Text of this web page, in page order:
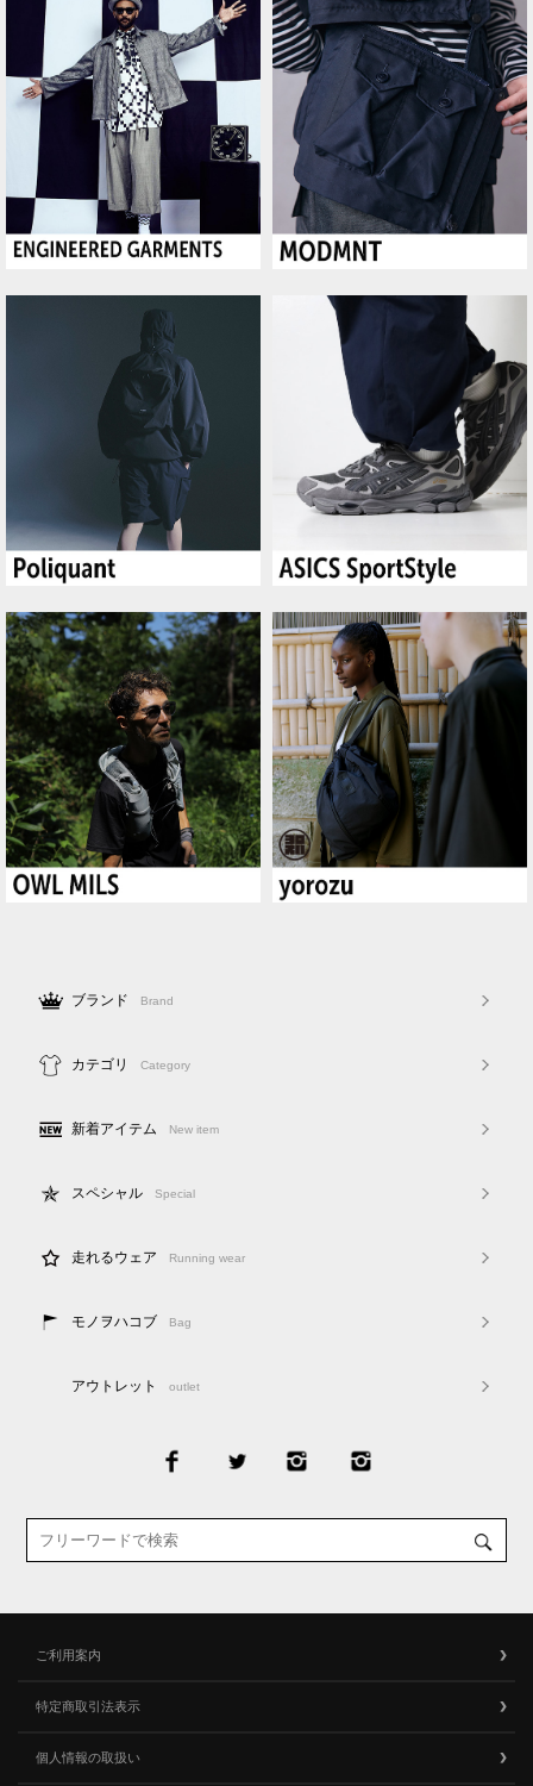
ブランド Brand
カテゴリ Category
新着アイテム New item
スペシャル Special
走れるウェア Running wear
モノヲハコブ Bag
アウトレット outlet
ご利用案内
特定商取引法表示
個人情報の取扱い